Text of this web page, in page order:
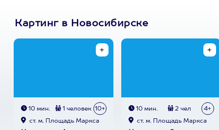
Картинг в Новосибирске
10 мин. 1 человек 10+
ст. м. Площадь Маркса
10 мин. 2 чел 4+
ст. м. Площадь Маркса